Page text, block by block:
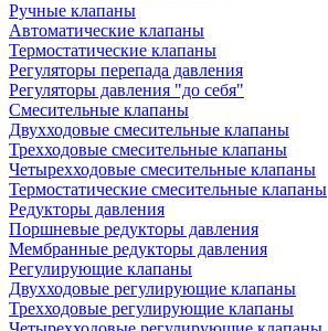
Ручные клапаны
Автоматические клапаны
Термостатические клапаны
Регуляторы перепада давления
Регуляторы давления "до себя"
Смесительные клапаны
Двухходовые смесительные клапаны
Трехходовые смесительные клапаны
Четырехходовые смесительные клапаны
Термостатические смесительные клапаны
Редукторы давления
Поршневые редукторы давления
Мембранные редукторы давления
Регулирующие клапаны
Двухходовые регулирующие клапаны
Трехходовые регулирующие клапаны